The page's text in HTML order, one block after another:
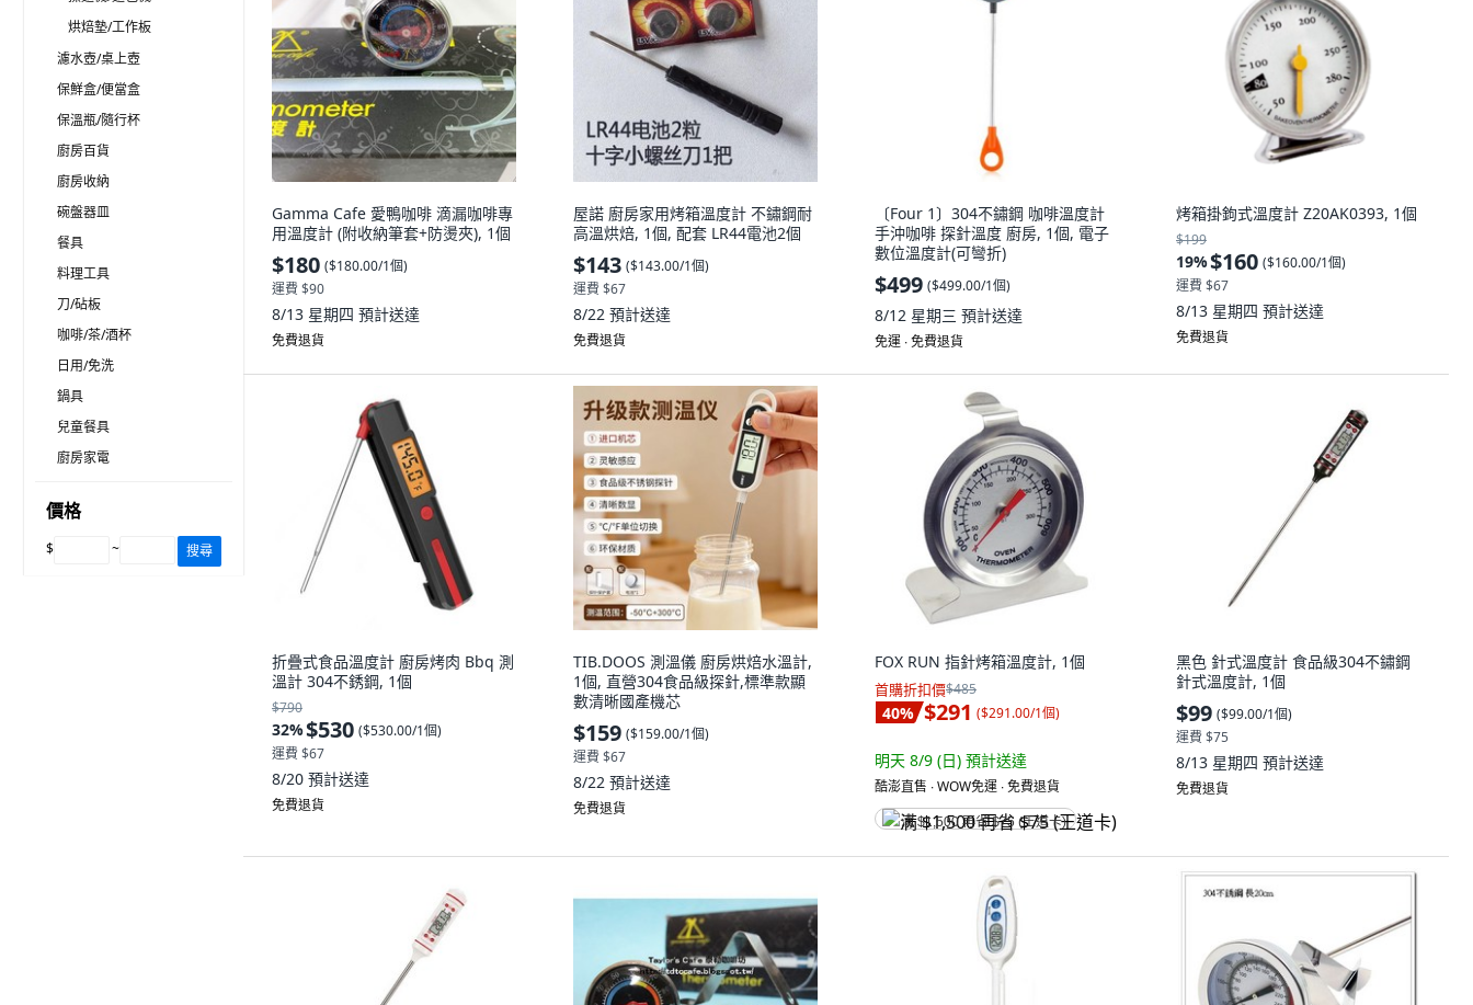
烘焙墊/工作板
濾水壺/桌上壺
保鮮盒/便當盒
保溫瓶/隨行杯
廚房百貨
廚房收納
碗盤器皿
餐具
料理工具
刀/砧板
咖啡/茶/酒杯
日用/免洗
鍋具
兒童餐具
廚房家電
價格
$ ~ 搜尋
Gamma Cafe 愛鴨咖啡 滴漏咖啡專
用溫度計 (附收納筆套+防燙夾), 1個
$180 ($180.00/1個)
運費 $90
8/13 星期四 預計送達
免費退貨
屋諾 廚房家用烤箱溫度計 不鏽鋼耐
高溫烘焙, 1個, 配套 LR44電池2個
$143 ($143.00/1個)
運費 $67
8/22 預計送達
免費退貨
〔Four 1〕304不鏽鋼 咖啡溫度計
手沖咖啡 探針溫度 廚房, 1個, 電子
數位溫度計(可彎折)
$499 ($499.00/1個)
8/12 星期三 預計送達
免運 ∙ 免費退貨
烤箱掛鉤式溫度計 Z20AK0393, 1個
$199
19%$160 ($160.00/1個)
運費 $67
8/13 星期四 預計送達
免費退貨
折疊式食品溫度計 廚房烤肉 Bbq 測
溫計 304不銹鋼, 1個
$790
32%$530 ($530.00/1個)
運費 $67
8/20 預計送達
免費退貨
TIB.DOOS 測溫儀 廚房烘焙水溫計,
1個, 直營304食品級探針,標準款顯
數清晰國產機芯
$159 ($159.00/1個)
運費 $67
8/22 預計送達
免費退貨
FOX RUN 指針烤箱溫度計, 1個
首購折扣價$485
40% $291 ($291.00/1個)
明天 8/9 (日) 預計送達
酷澎直售 ∙ WOW免運 ∙ 免費退貨
满 $1,500 再省 $75 (王道卡)
黑色 針式溫度計 食品級304不鏽鋼
針式溫度計, 1個
$99 ($99.00/1個)
運費 $75
8/13 星期四 預計送達
免費退貨